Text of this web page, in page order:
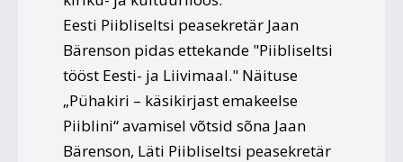
Eesti Piibliseltsi peasekretär Jaan
Bärenson pidas ettekande "Piibliseltsi
tööst Eesti- ja Liivimaal." Näituse
„Pühakiri – käsikirjast emakeelse
Piiblini“ avamisel võtsid sõna Jaan
Bärenson, Läti Piibliseltsi peasekretär